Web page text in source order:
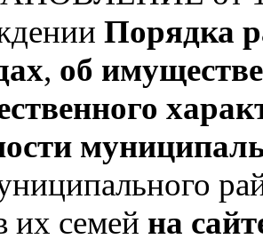
Порядка
, об
их семей на